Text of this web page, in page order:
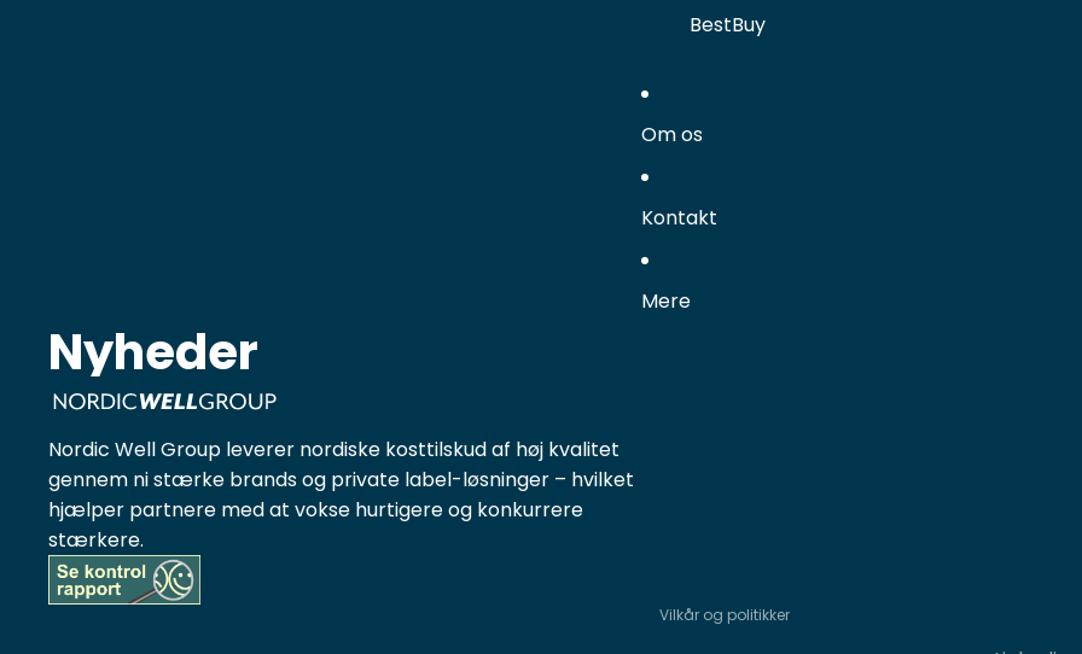
BestBuy
Om os
Kontakt
Mere
Nyheder
Nordic Well Group leverer nordiske kosttilskud af høj kvalitet
gennem ni stærke brands og private label-løsninger – hvilket
hjælper partnere med at vokse hurtigere og konkurrere
stærkere.
Vilkår og politikker